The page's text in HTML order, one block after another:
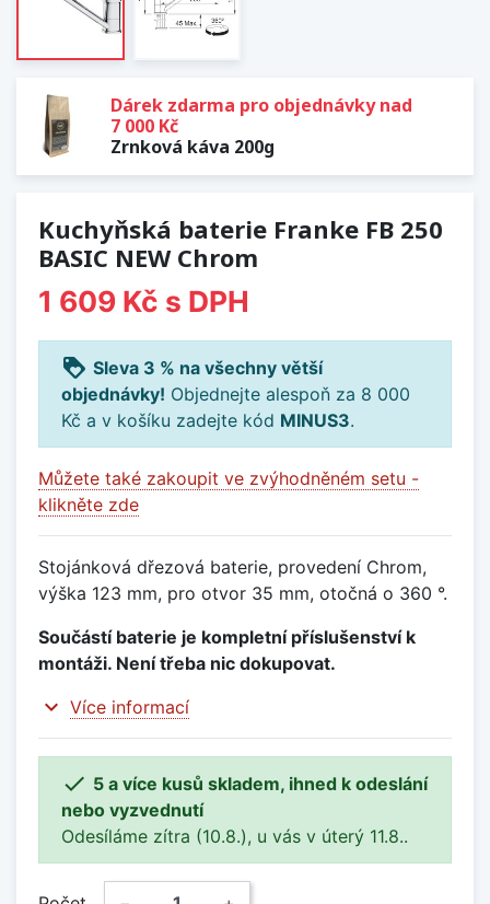
Dárek zdarma pro objednávky nad
7 000 Kč
Zrnková káva 200g
Kuchyňská baterie Franke FB 250
BASIC NEW Chrom
1 609 Kč s DPH
loyalty Sleva 3 % na všechny větší
objednávky! Objednejte alespoň za 8 000
Kč a v košíku zadejte kód MINUS3.
Můžete také zakoupit ve zvýhodněném setu -
klikněte zde
Stojánková dřezová baterie, provedení Chrom,
výška 123 mm, pro otvor 35 mm, otočná o 360 °.
Součástí baterie je kompletní příslušenství k
montáži. Není třeba nic dokupovat.
expand_more Více informací
 5 a více kusů skladem, ihned k odeslání
nebo vyzvednutí
Odesíláme zítra (10.8.), u vás v úterý 11.8..